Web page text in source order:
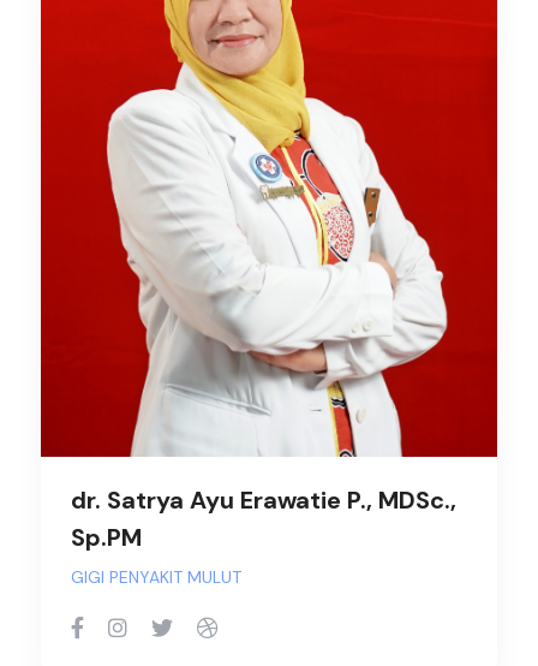
dr. Satrya Ayu Erawatie P., MDSc.,
Sp.PM
GIGI PENYAKIT MULUT